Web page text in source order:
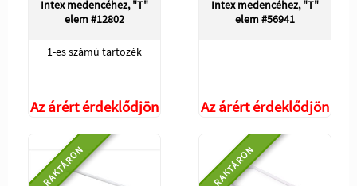
Intex medencéhez, "T"
elem #12802
1-es számú tartozék
Az árért érdeklődjön
Intex medencéhez, "T"
elem #56941
Az árért érdeklődjön
RAKTÁRON RAKTÁRON